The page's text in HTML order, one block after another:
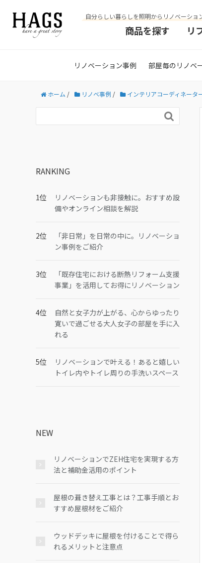
自分らしい暮らしを照明からリノベーショ
商品を探す リ
リノベーション事例 部屋毎のリノベ
ホーム / リノベ事例 / インテリアコーディネータ

RANKING
リノベーションも非接触に。おすすめ設
備やオンライン相談を解説
「非日常」を日常の中に。リノベーショ
ン事例をご紹介
「既存住宅における断熱リフォーム支援
事業」を活用してお得にリノベーション
自然と女子力が上がる、心からゆったり
寛いで過ごせる大人女子の部屋を手に入
れる
リノベーションで叶える！あると嬉しい
トイレ内やトイレ周りの手洗いスペース
NEW
リノベーションでZEH住宅を実現する方
法と補助金活用のポイント
屋根の葺き替え工事とは？工事手順とお
すすめ屋根材をご紹介
ウッドデッキに屋根を付けることで得ら
れるメリットと注意点